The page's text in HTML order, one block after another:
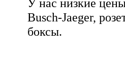
У нас низкие
Busch-Jaeger,
боксы.